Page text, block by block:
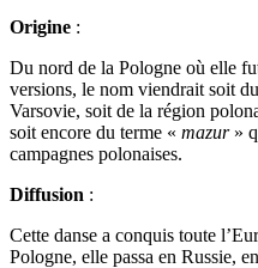
Origine :
Du nord de la Pologne où elle
versions, le nom viendrait soit
Varsovie, soit de la région
soit encore du terme « mazur»
campagnes polonaises.
Diffusion :
Cette danse a conquis toute
Pologne, elle passa en Russie,